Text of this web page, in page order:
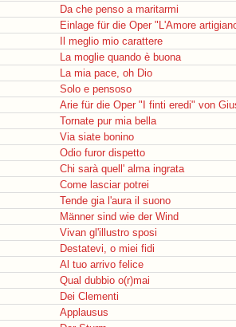
Da che penso a maritarmi
Einlage für die Oper "L'Amore
Il meglio mio carattere
La moglie quando è buona
La mia pace, oh Dio
Solo e pensoso
Arie für die Oper "I finti eredi" von
Tornate pur mia bella
Via siate bonino
Odio furor dispetto
Chi sarà quell' alma ingrata
Come lasciar potrei
Tende gia l'aura il suono
Männer sind wie der Wind
Vivan gl'illustro sposi
Destatevi, o miei fidi
Al tuo arrivo felice
Qual dubbio o(r)mai
Dei Clementi
Applausus